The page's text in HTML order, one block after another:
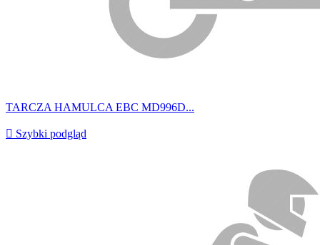
TARCZA HAMULCA EBC MD996D...
 Szybki podgląd